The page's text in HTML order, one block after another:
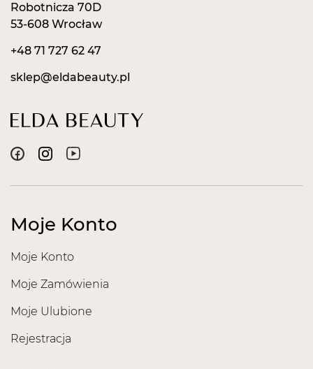
Moje Konto
Moje Konto
Moje Zamówienia
Moje Ulubione
Rejestracja
Robotnicza 70D
53-608 Wrocław
+48 71 727 62 47
sklep@eldabeauty.pl